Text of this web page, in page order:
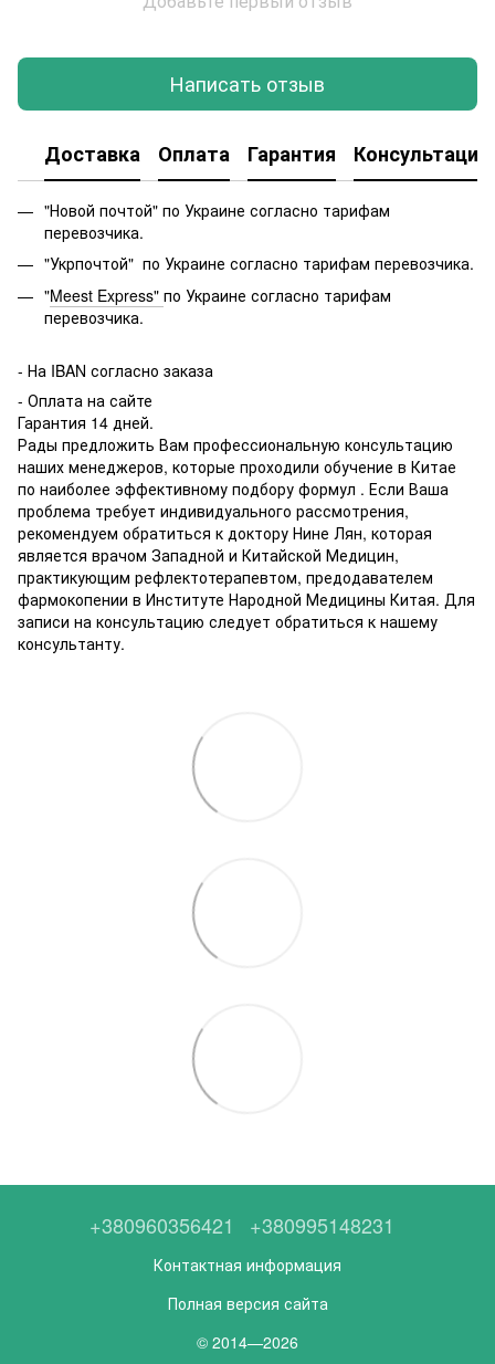
Написать отзыв
Доставка Оплата Гарантия Консультация
"Новой почтой" по Украине согласно тарифам
перевозчика.
"Укрпочтой" по Украине согласно тарифам перевозчика.
"Meest Express" по Украине согласно тарифам
перевозчика.
- На IBAN согласно заказа
- Оплата на сайте
Гарантия 14 дней.
Рады предложить Вам профессиональную консультацию
наших менеджеров, которые проходили обучение в Китае
по наиболее эффективному подбору формул . Если Ваша
проблема требует индивидуального рассмотрения,
рекомендуем обратиться к доктору Нине Лян, которая
является врачом Западной и Китайской Медицин,
практикующим рефлектотерапевтом, предодавателем
фармокопении в Институте Народной Медицины Китая. Для
записи на консультацию следует обратиться к нашему
консультанту.
+380960356421 +380995148231
Контактная информация
Полная версия сайта
© 2014—2026